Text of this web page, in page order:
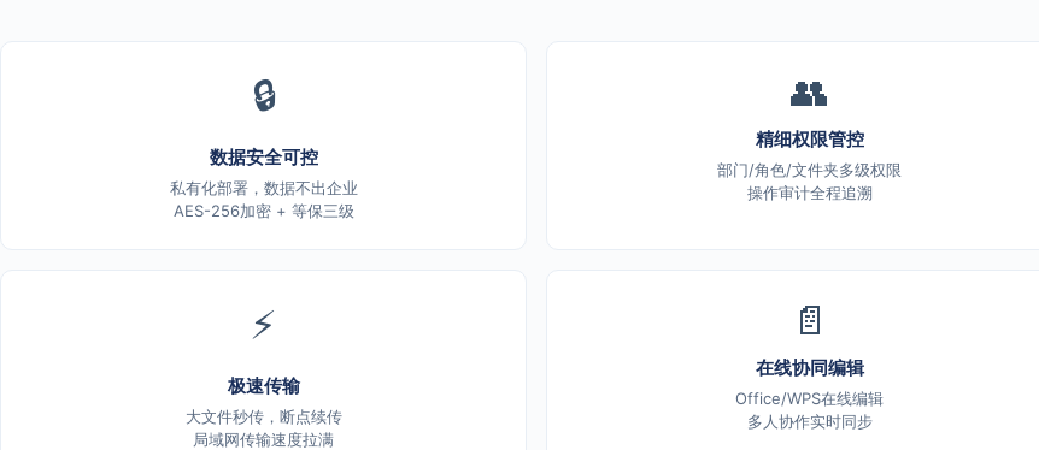
🔒
数据安全可控
私有化部署，数据不出企业
AES-256加密 + 等保三级
👥
精细权限管控
部门/角色/文件夹多级权限
操作审计全程追溯
⚡
极速传输
大文件秒传，断点续传
局域网传输速度拉满
📄
在线协同编辑
Office/WPS在线编辑
多人协作实时同步